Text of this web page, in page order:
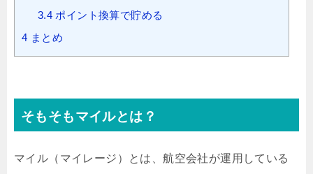
3.4 ポイント換算で貯める
4 まとめ
そもそもマイルとは？
マイル（マイレージ）とは、航空会社が運用している